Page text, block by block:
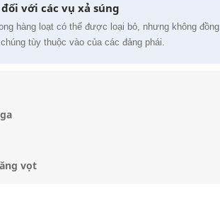
với các vụ xả súng
hàng loạt có thể được loại bỏ, nhưng không đồng
tùy thuộc vào của các đảng phái.
vọt